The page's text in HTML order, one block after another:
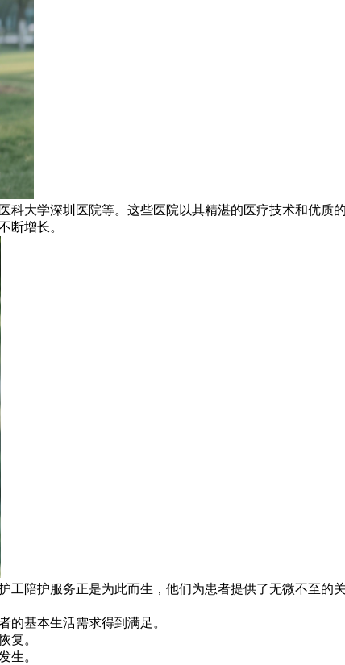
大学深圳医院等。这些医院以其精湛的医疗技术和优质
断增长。
护服务正是为此而生，他们为患者提供了无微不至的
的基本生活需求得到满足。
复。
生。